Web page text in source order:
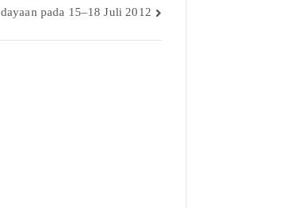
dayaan pada 15–18 Juli 2012